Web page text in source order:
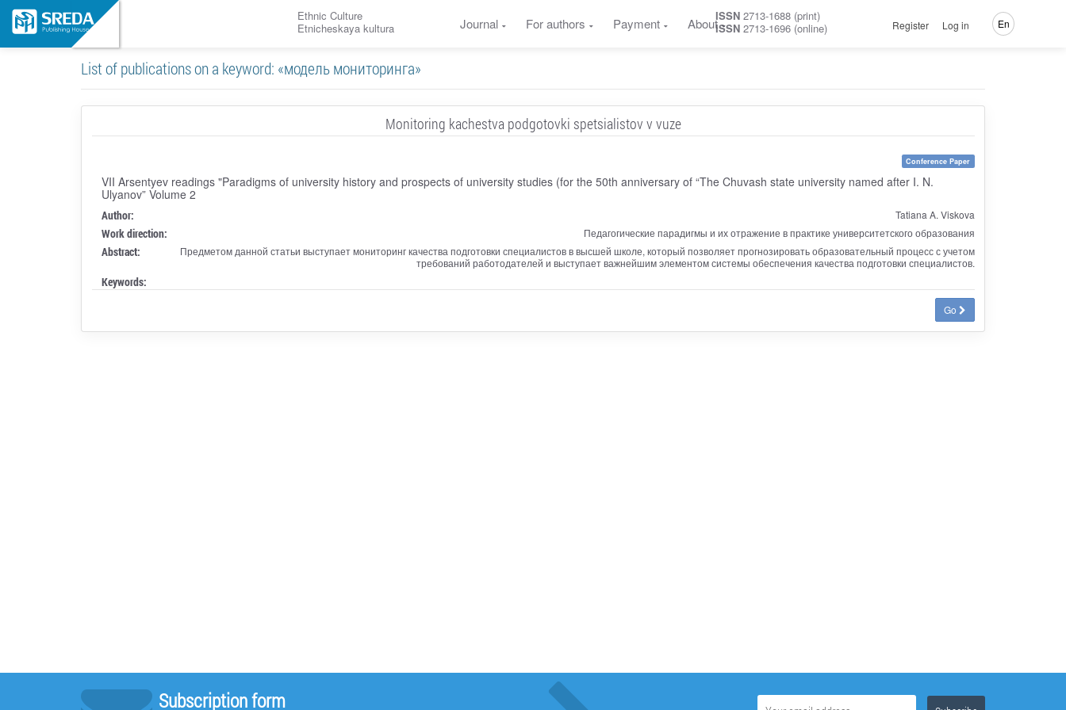
Ethnic Culture
Etnicheskaya kultura
Journal For authors Payment AboutISSN 2713-1688 (print)
ISSN 2713-1696 (online) Register Log in En
List of publications on a keyword: «модель мониторинга»
Monitoring kachestva podgotovki spetsialistov v vuze
Conference Paper
VII Arsentyev readings "Paradigms of university history and prospects of university studies (for the 50th anniversary of “The Chuvash state university named after I. N.
Ulyanov” Volume 2
Author: Tatiana A. Viskova
Work direction: Педагогические парадигмы и их отражение в практике университетского образования
Abstract:
Предметом данной статьи выступает мониторинг качества подготовки специалистов в высшей школе, который позволяет прогнозировать образовательный процесс с учетом
требований работодателей и выступает важнейшим элементом системы обеспечения качества подготовки специалистов.
Keywords:
Go
Subscription form